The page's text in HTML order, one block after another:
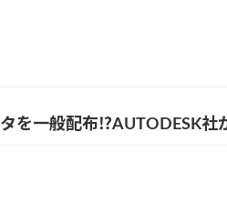
を一般配布⁉︎AUTODESK社